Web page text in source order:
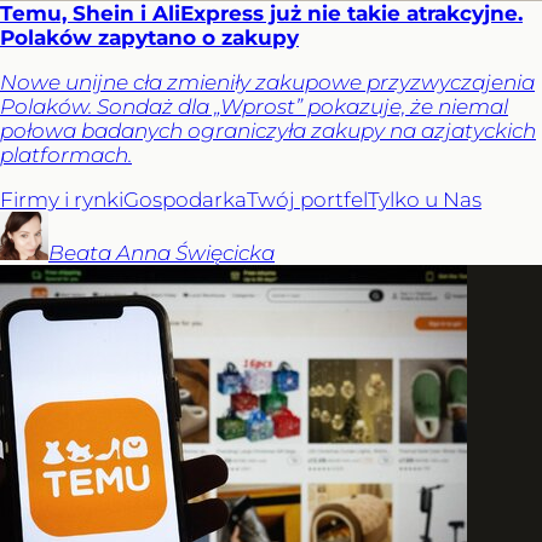
Temu, Shein i AliExpress już nie takie atrakcyjne.
Polaków zapytano o zakupy
Nowe unijne cła zmieniły zakupowe przyzwyczajenia
Polaków. Sondaż dla „Wprost” pokazuje, że niemal
połowa badanych ograniczyła zakupy na azjatyckich
platformach.
Firmy i rynkiGospodarkaTwój portfelTylko u Nas
Beata Anna Święcicka